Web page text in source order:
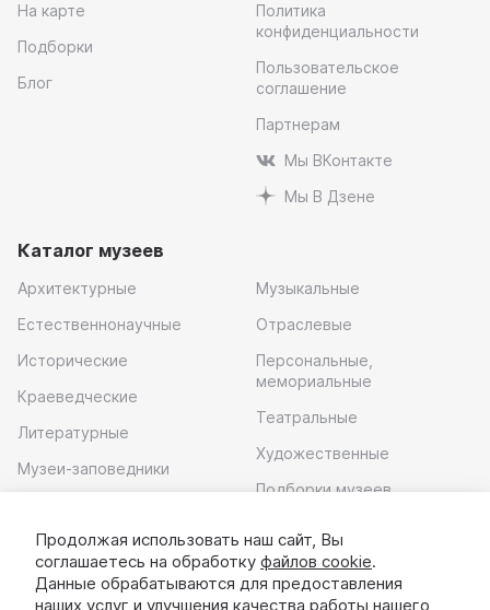
На карте
Подборки
Блог
Политика
конфиденциальности
Пользовательское
соглашение
Партнерам
Мы ВКонтакте
Мы В Дзене
Каталог музеев
Архитектурные
Естественнонаучные
Исторические
Краеведческие
Литературные
Музеи-заповедники
Музыкальные
Отраслевые
Персональные,
мемориальные
Театральные
Художественные
Подборки музеев
Скачать приложение
Продолжая использовать наш сайт, Вы
соглашаетесь на обработку файлов cookie.
Данные обрабатываются для предоставления
наших услуг и улучшения качества работы нашего